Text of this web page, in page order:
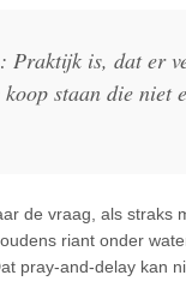
: Praktijk is, dat er
staan die niet
de vraag, als straks
riant onder
pray-and-delay kan